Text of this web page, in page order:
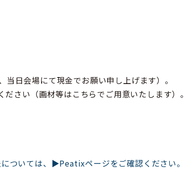
日会場にて現金でお願い申し上げます）。
さい（画材等はこちらでご用意いたします）。
ついては、▶️Peatixページをご確認ください。